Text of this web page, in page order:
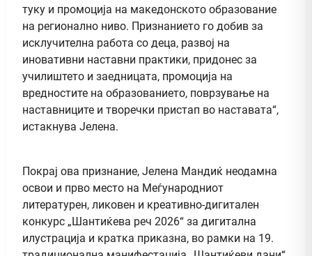
туку и промоција на македонското образование
на регионално ниво. Признанието го добив за
исклучителна работа со деца, развој на
иновативни наставни практики, придонес за
училиштето и заедницата, промоција на
вредностите на образованието, поврзување на
наставниците и творечки пристап во наставата“,
истакнува Јелена.
Покрај ова признание, Јелена Мандиќ неодамна
освои и прво место на Меѓународниот
литературен, ликовен и креативно-дигитален
конкурс „Шантиќева реч 2026“ за дигитална
илустрација и кратка приказна, во рамки на 19.